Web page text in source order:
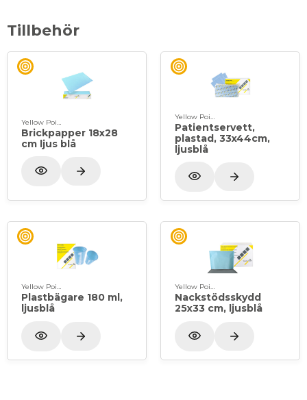
Tillbehör
Yellow Point
Brickpapper 18x28
cm ljus blå
Yellow Point
Patientservett,
plastad, 33x44cm,
ljusblå
Yellow Point
Plastbägare 180 ml,
ljusblå
Yellow Point
Nackstödsskydd
25x33 cm, ljusblå